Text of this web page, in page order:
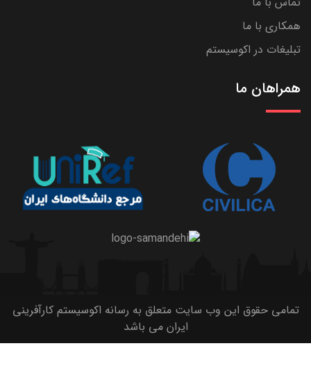
همکاری با ما
تبلیغات در اکوسیستم
همراهان ما
تمامی حقوق این وب سایت متعلق به رسانه اکوسیستم کارآفرینی
ایران می باشد